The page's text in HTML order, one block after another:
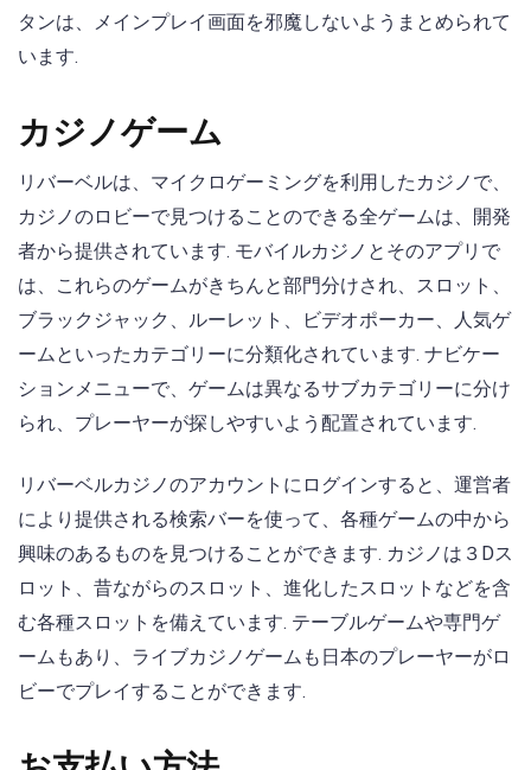
タンは、メインプレイ画面を邪魔しないようまとめられて
います.
カジノゲーム
リバーベルは、マイクロゲーミングを利用したカジノで、
カジノのロビーで見つけることのできる全ゲームは、開発
者から提供されています. モバイルカジノとそのアプリで
は、これらのゲームがきちんと部門分けされ、スロット、
ブラックジャック、ルーレット、ビデオポーカー、人気ゲ
ームといったカテゴリーに分類化されています. ナビケー
ションメニューで、ゲームは異なるサブカテゴリーに分け
られ、プレーヤーが探しやすいよう配置されています.
リバーベルカジノのアカウントにログインすると、運営者
により提供される検索バーを使って、各種ゲームの中から
興味のあるものを見つけることができます. カジノは３Dス
ロット、昔ながらのスロット、進化したスロットなどを含
む各種スロットを備えています. テーブルゲームや専門ゲ
ームもあり、ライブカジノゲームも日本のプレーヤーがロ
ビーでプレイすることができます.